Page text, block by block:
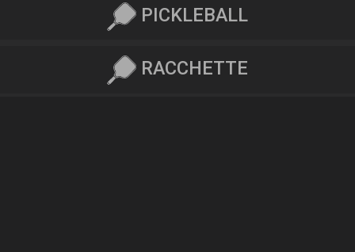
PICKLEBALL
RACCHETTE